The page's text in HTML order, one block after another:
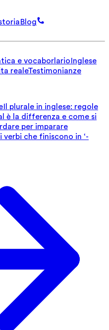
Blog
e vocaborlarioInglese
realeTestimonianze
Il plurale in inglese: regole
è la differenza e come si
per imparare
verbi che finiscono in ‘-